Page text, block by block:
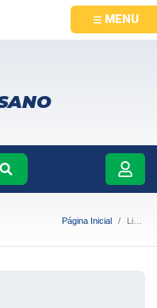
MENU
Página Inicial Licitações